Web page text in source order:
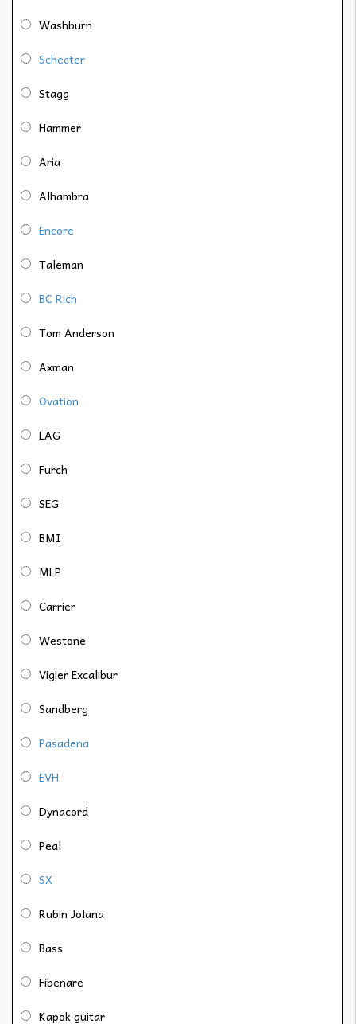
Washburn
Schecter
Stagg
Hammer
Aria
Alhambra
Encore
Taleman
BC Rich
Tom Anderson
Axman
Ovation
LAG
Furch
SEG
BMI
MLP
Carrier
Westone
Vigier Excalibur
Sandberg
Pasadena
EVH
Dynacord
Peal
SX
Rubin Jolana
Bass
Fibenare
Kapok guitar